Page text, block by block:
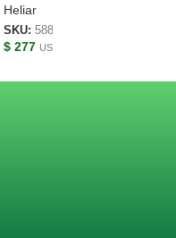
Heliar
SKU: 58815
$ 277 USD